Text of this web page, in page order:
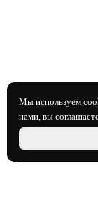
Мы используем
нами, вы